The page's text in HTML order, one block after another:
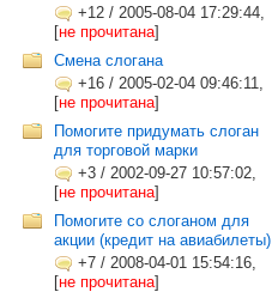
+12 / 2005-08-04 17:29:44,
[не прочитана]
Смена слогана
+16 / 2005-02-04 09:46:11,
[не прочитана]
Помогите придумать слоган
для торговой марки
+3 / 2002-09-27 10:57:02,
[не прочитана]
Помогите со слоганом для
акции (кредит на авиабилеты)
+7 / 2008-04-01 15:54:16,
[не прочитана]